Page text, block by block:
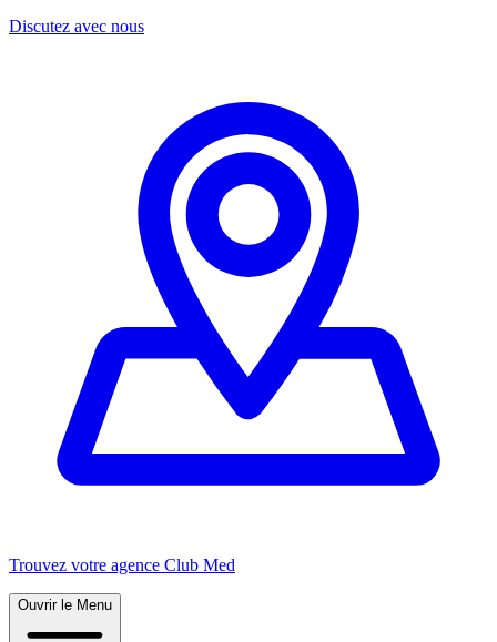
Discutez avec nous
Trouvez votre agence Club Med
Ouvrir le Menu